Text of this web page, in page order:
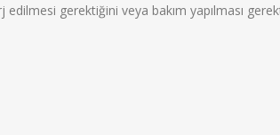
gerektiğini veya bakım yapılması